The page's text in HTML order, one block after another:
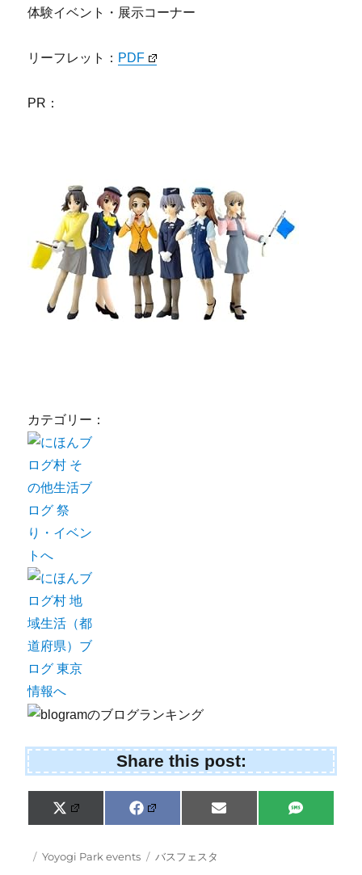
体験イベント・展示コーナー
リーフレット： PDF
PR：
カテゴリー：
Share this post:
Share
on
X
(
w
i
Share
on
F
a
e
b
Share
on
E
m
Share
on
S
M
Posted
Categories
Yoyogi Park events Tags
バスフェスタ